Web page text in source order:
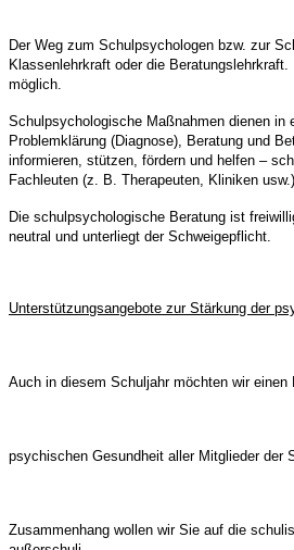
Der Weg zum Schulpsychologen bzw. zur
Klassenlehrkraft oder die
möglich.
Schulpsychologische Maßnahmen dienen in
Problemklärung (Diagnose), Beratung und
informieren, stützen, fördern und helfen –
Fachleuten (z. B. Therapeuten, Kliniken usw.)
Die schulpsychologische Beratung ist
neutral und unterliegt der Schweigepflicht.
Unterstützungsangebote zur Stärkung der
Auch in diesem Schuljahr möchten wir
psychischen Gesundheit aller Mitglieder der
Zusammenhang wollen wir Sie auf die